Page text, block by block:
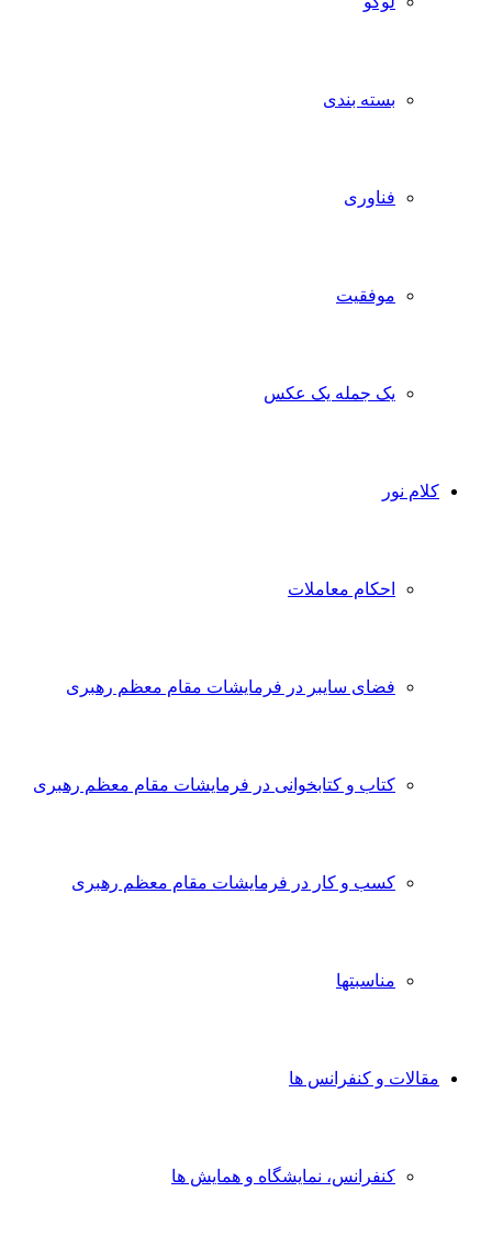
بسته بندی
فناوری
موفقیت
یک جمله یک عکس
کلام نور
احکام معاملات
فضای سایبر در فرمایشات مقام معظم رهبری
کتاب و کتابخوانی در فرمایشات مقام معظم رهبری
کسب و کار در فرمایشات مقام معظم رهبری
مناسبتها
مقالات و کنفرانس ها
کنفرانس، نمایشگاه و همایش ها